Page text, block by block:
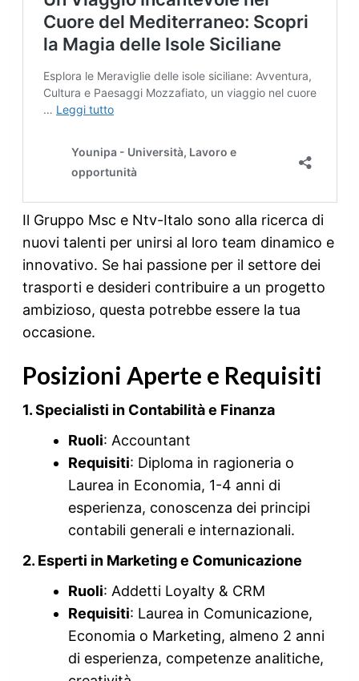
Il Gruppo Msc e Ntv-Italo sono alla ricerca di
nuovi talenti per unirsi al loro team dinamico e
innovativo. Se hai passione per il settore dei
trasporti e desideri contribuire a un progetto
ambizioso, questa potrebbe essere la tua
occasione.
Posizioni Aperte e Requisiti
1. Specialisti in Contabilità e Finanza
Ruoli: Accountant
Requisiti: Diploma in ragioneria o
Laurea in Economia, 1-4 anni di
esperienza, conoscenza dei principi
contabili generali e internazionali.
2. Esperti in Marketing e Comunicazione
Ruoli: Addetti Loyalty & CRM
Requisiti: Laurea in Comunicazione,
Economia o Marketing, almeno 2 anni
di esperienza, competenze analitiche,